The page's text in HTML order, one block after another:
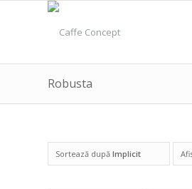
Robusta
Sortează după Implicit